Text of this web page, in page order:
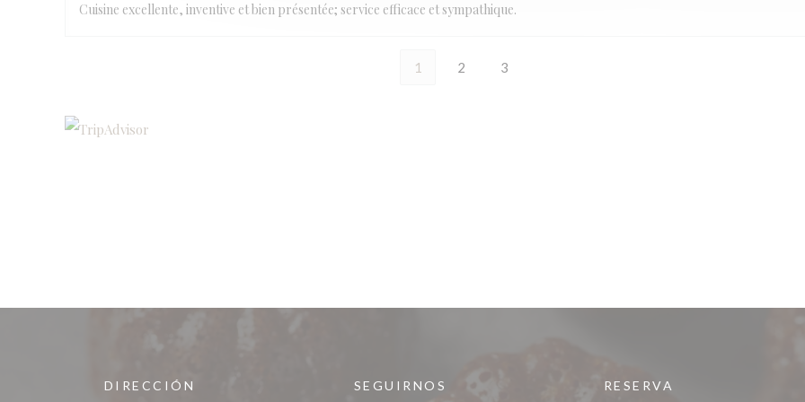
Cuisine excellente, inventive et bien présentée; service efficace et sympathique.
1 2 3
DIRECCIÓN SEGUIRNOS RESERVA